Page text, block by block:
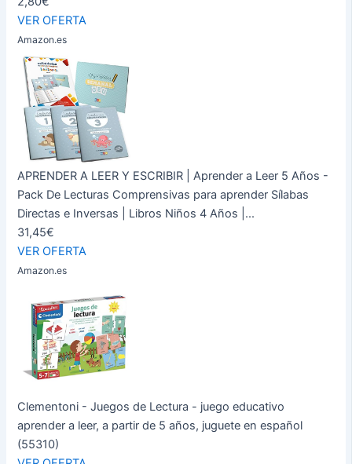
VER OFERTA
Amazon.es
APRENDER A LEER Y ESCRIBIR | Aprender a Leer 5 Años -
Pack De Lecturas Comprensivas para aprender Sílabas
Directas e Inversas | Libros Niños 4 Años |...
31,45€
VER OFERTA
Amazon.es
Clementoni - Juegos de Lectura - juego educativo
aprender a leer, a partir de 5 años, juguete en español
(55310)